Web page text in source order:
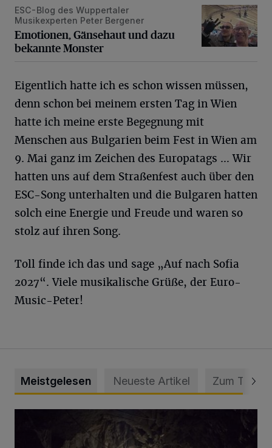
Emotionen, Gänsehaut und dazu bekannte Monster
ESC-Blog des Wuppertaler
Musikexperten Peter Bergener
Emotionen, Gänsehaut und dazu
bekannte Monster
Eigentlich hatte ich es schon wissen müssen,
denn schon bei meinem ersten Tag in Wien
hatte ich meine erste Begegnung mit
Menschen aus Bulgarien beim Fest in Wien am
9. Mai ganz im Zeichen des Europatags … Wir
hatten uns auf dem Straßenfest auch über den
ESC-Song unterhalten und die Bulgaren hatten
solch eine Energie und Freude und waren so
stolz auf ihren Song.
Toll finde ich das und sage „Auf nach Sofia
2027“. Viele musikalische Grüße, der Euro-
Music-Peter!
Meistgelesen Neueste Artikel Zum Thema